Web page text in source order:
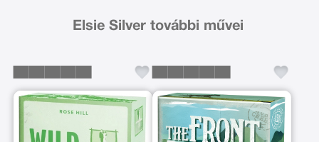
Elsie Silver további művei